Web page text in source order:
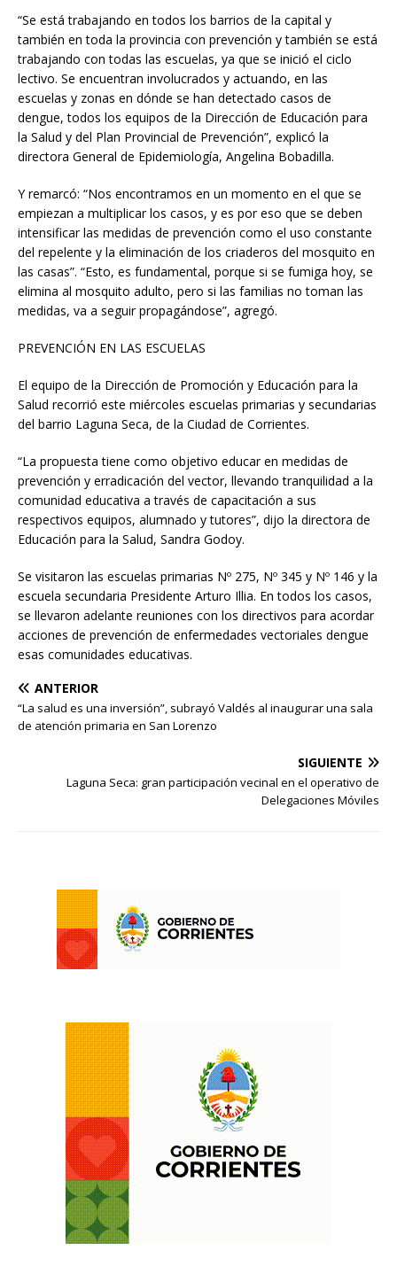
“Se está trabajando en todos los barrios de la capital y
también en toda la provincia con prevención y también se está
trabajando con todas las escuelas, ya que se inició el ciclo
lectivo. Se encuentran involucrados y actuando, en las
escuelas y zonas en dónde se han detectado casos de
dengue, todos los equipos de la Dirección de Educación para
la Salud y del Plan Provincial de Prevención”, explicó la
directora General de Epidemiología, Angelina Bobadilla.
Y remarcó: “Nos encontramos en un momento en el que se
empiezan a multiplicar los casos, y es por eso que se deben
intensificar las medidas de prevención como el uso constante
del repelente y la eliminación de los criaderos del mosquito en
las casas”. “Esto, es fundamental, porque si se fumiga hoy, se
elimina al mosquito adulto, pero si las familias no toman las
medidas, va a seguir propagándose”, agregó.
PREVENCIÓN EN LAS ESCUELAS
El equipo de la Dirección de Promoción y Educación para la
Salud recorrió este miércoles escuelas primarias y secundarias
del barrio Laguna Seca, de la Ciudad de Corrientes.
“La propuesta tiene como objetivo educar en medidas de
prevención y erradicación del vector, llevando tranquilidad a la
comunidad educativa a través de capacitación a sus
respectivos equipos, alumnado y tutores”, dijo la directora de
Educación para la Salud, Sandra Godoy.
Se visitaron las escuelas primarias Nº 275, Nº 345 y Nº 146 y la
escuela secundaria Presidente Arturo Illia. En todos los casos,
se llevaron adelante reuniones con los directivos para acordar
acciones de prevención de enfermedades vectoriales dengue
esas comunidades educativas.
ANTERIOR
“La salud es una inversión”, subrayó Valdés al inaugurar una sala
de atención primaria en San Lorenzo
SIGUIENTE
Laguna Seca: gran participación vecinal en el operativo de
Delegaciones Móviles